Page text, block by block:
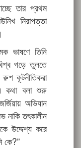
তার প্রথম
নিরাপত্তা
ভাষণে তিনি
গড়ে তুলতে
কূটনীতিকরা
কথা বলা শুরু
অভিযান
নাকি তৎকালীন
উদ্দেশ্য করে
কে?”